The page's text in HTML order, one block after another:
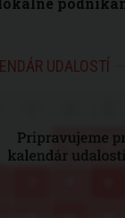
UDALOSTÍ